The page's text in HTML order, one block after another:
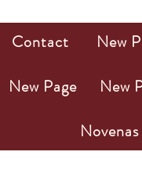
Contact
New
New Page
New
Novenas